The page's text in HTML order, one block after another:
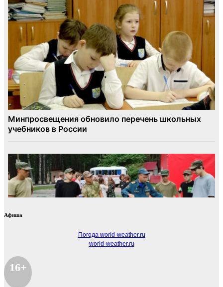
Афиша
Погода world-weather.ru
world-weather.ru
16+